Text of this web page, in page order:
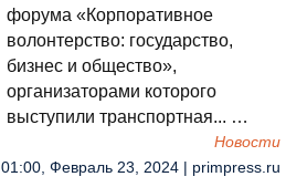
форума «Корпоративное
волонтерство: государство,
бизнес и общество»,
организаторами которого
выступили транспортная... …
Новости
01:00, Февраль 23, 2024 | primpress.ru